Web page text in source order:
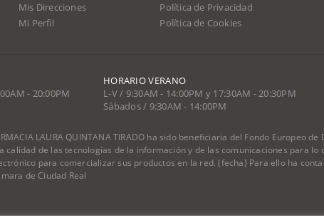
Mis Direcciones
Mi Perfil
Política de Privacidad
Política de Cookies
- 20:00PM
HORARIO VERANO
L-V / 9:30AM - 14:00PM y 17:30AM - 20:30PM
Sábados / 9:30AM - 14:00PM
LAURA QUINTANA TIRADO ha sido beneficiaria del Fondo Europeo
calidad de las tecnologías de la información y de las comunicaciones para
para comercializar sus productos en la red. (fecha) Para ello ha
de Ciudad Real